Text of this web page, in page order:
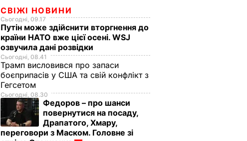
СВІЖІ НОВИНИ
Сьогодні, 09.17
Путін може здійснити вторгнення до
країни НАТО вже цієї осені. WSJ
озвучила дані розвідки
Сьогодні, 08.41
Трамп висловився про запаси
боєприпасів у США та свій конфлікт з
Гегсетом
Сьогодні, 08.30
Федоров – про шанси
повернутися на посаду,
Драпатого, Хмару,
переговори з Маском. Головне зі